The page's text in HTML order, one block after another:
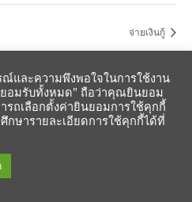
จ่ายเงินกู้
าน LINE ก่อนใคร คลิก!
ณ์และความพึงพอใจในการใช้งาน
อมรับทั้งหมด" ถือว่าคุณยินยอม
ถเลือกตั้งค่ายินยอมการใช้คุกกี้
ษารายละเอียดการใช้คุกกี้ได้ที่